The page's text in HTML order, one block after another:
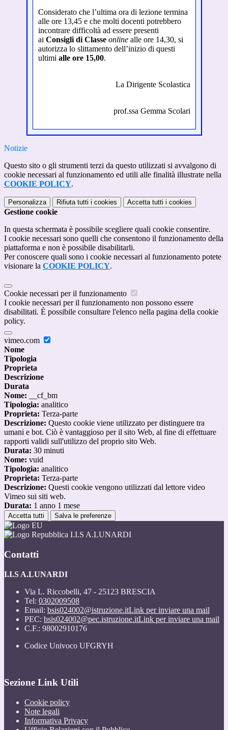
Considerato che l’ultima ora di lezione termina
alle ore 13,45 e che molti docenti potrebbero
incontrare difficoltà ad essere presenti
ai Consigli di Classe online alle ore 14,30, si
autorizza lo slittamento dell’inizio di questi
ultimi alle ore 15,00.
La Dirigente Scolastica
prof.ssa Gemma Scolari
Notizie
Questo sito o gli strumenti terzi da questo utilizzati si avvalgono di
cookie necessari al funzionamento ed utili alle finalità illustrate nella
COOKIE POLICY.
Personalizza Rifiuta tutti i cookies Accetta tutti i cookies
Gestione cookie
In questa schermata è possibile scegliere quali cookie consentire.
I cookie necessari sono quelli che consentono il funzionamento della
piattaforma e non è possibile disabilitarli.
Per conoscere quali sono i cookie necessari al funzionamento potete
visionare la COOKIE POLICY.
Cookie necessari per il funzionamento
I cookie necessari per il funzionamento non possono essere
disabilitati. È possibile consultare l'elenco nella pagina della cookie
policy.
vimeo.com
Nome
Tipologia
Proprieta
Descrizione
Durata
Nome: __cf_bm
Tipologia: analitico
Proprieta: Terza-parte
Descrizione: Questo cookie viene utilizzato per distinguere tra
umani e bot. Ciò è vantaggioso per il sito Web, al fine di effettuare
rapporti validi sull'utilizzo del proprio sito Web.
Durata: 30 minuti
Nome: vuid
Tipologia: analitico
Proprieta: Terza-parte
Descrizione: Questi cookie vengono utilizzati dal lettore video
Vimeo sui siti web.
Durata: 1 anno 1 mese
Accetta tutti Salva le preferenze
I.I.S A.LUNARDI
Contatti
I.I.S A.LUNARDI
Via L. Riccobelli, 47 - 25123 BRESCIA
Tel: 0302009508
Email: bsis024002@istruzione.itLink per inviare una mail
PEC: bsis024002@pec.istruzione.itLink per inviare una mail
C.F.: 98002910176
Codice Univoco UFGRYH
Sezione Link Utili
Cookie policy
Note legali
Informativa Privacy